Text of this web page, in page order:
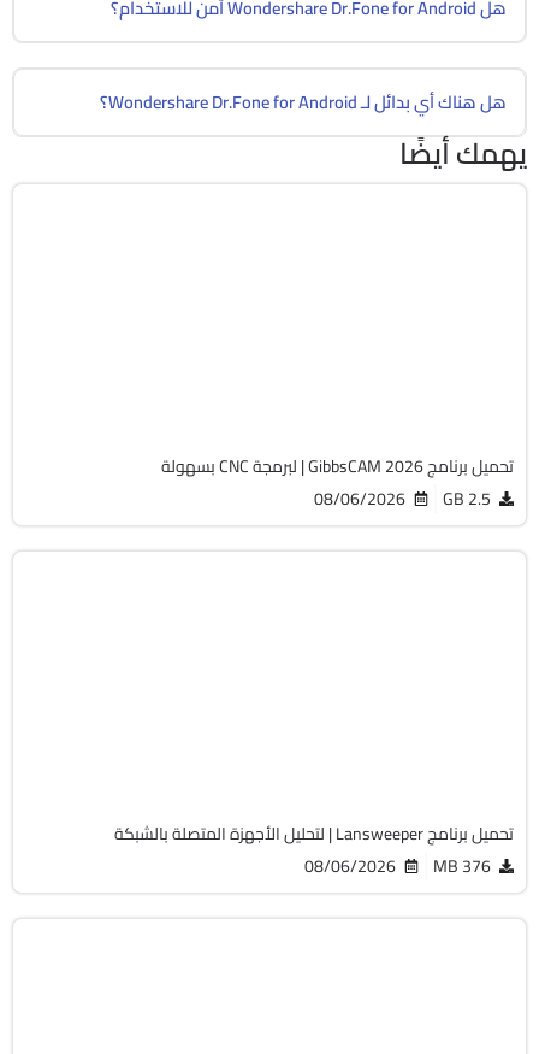
هل Wondershare Dr.Fone for Android آمن للاستخدام؟
هل هناك أي بدائل لـ Wondershare Dr.Fone for Android؟
يهمك أيضًا
تحميل برنامج GibbsCAM 2026 | لبرمجة CNC بسهولة
2.5 GB
08/06/2026
تحميل برنامج Lansweeper | لتحليل الأجهزة المتصلة بالشبكة
376 MB
08/06/2026